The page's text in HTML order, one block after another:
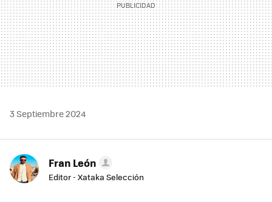
3 Septiembre 2024
Fran León
Editor - Xataka Selección